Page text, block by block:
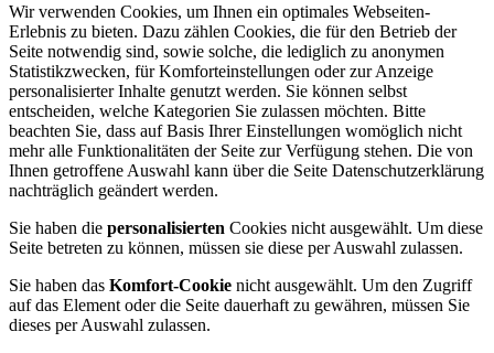
Wir verwenden Cookies, um Ihnen ein optimales Webseiten-
Erlebnis zu bieten. Dazu zählen Cookies, die für den Betrieb der
Seite notwendig sind, sowie solche, die lediglich zu anonymen
Statistikzwecken, für Komforteinstellungen oder zur Anzeige
personalisierter Inhalte genutzt werden. Sie können selbst
entscheiden, welche Kategorien Sie zulassen möchten. Bitte
beachten Sie, dass auf Basis Ihrer Einstellungen womöglich nicht
mehr alle Funktionalitäten der Seite zur Verfügung stehen. Die von
Ihnen getroffene Auswahl kann über die Seite Datenschutzerklärung
nachträglich geändert werden.
Sie haben die personalisierten Cookies nicht ausgewählt. Um diese
Seite betreten zu können, müssen sie diese per Auswahl zulassen.
Sie haben das Komfort-Cookie nicht ausgewählt. Um den Zugriff
auf das Element oder die Seite dauerhaft zu gewähren, müssen Sie
dieses per Auswahl zulassen.